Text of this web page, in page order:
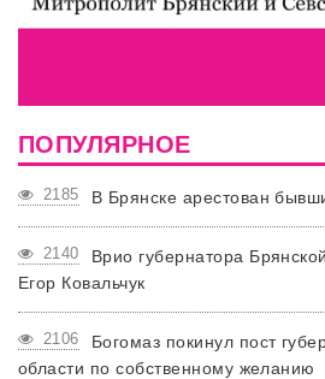
ПОПУЛЯРНОЕ
2185 В Брянске арестован
2140
Врио губернатора
Егор Ковальчук
2106
Богомаз покинул пост
области по собственному желанию